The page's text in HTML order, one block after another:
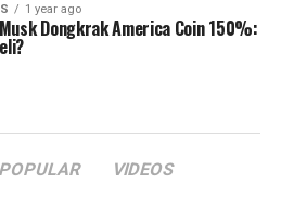
1 year ago
Dongkrak America Coin 150%:
POPULAR VIDEOS